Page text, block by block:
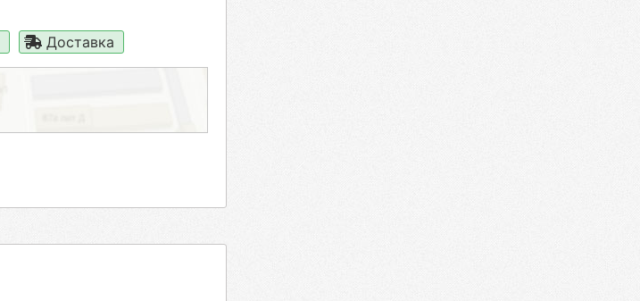
Доставка